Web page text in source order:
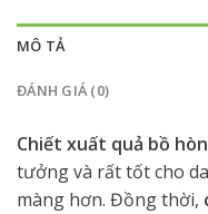
MÔ TẢ
ĐÁNH GIÁ (0)
Chiết xuất quả bồ hòn
tưởng và rất tốt cho
màng hơn. Đồng thời,